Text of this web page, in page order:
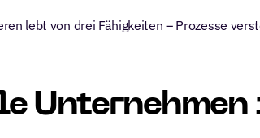
lebt von drei Fähigkeiten – Prozesse